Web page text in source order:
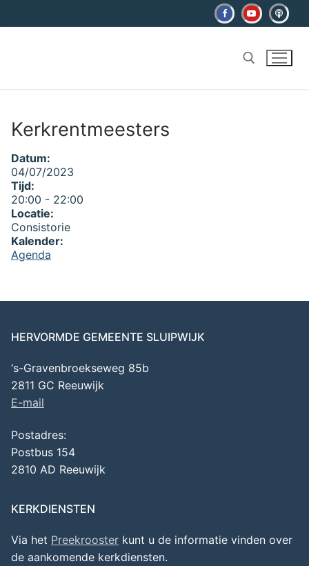
naar
Kerkrentmeesters
Datum:
04/07/2023
Tijd:
20:00 - 22:00
Locatie:
Consistorie
Kalender:
Agenda
HERVORMDE GEMEENTE SLUIPWIJK
‘s-Gravenbroekseweg 85b
2811 GC Reeuwijk
E-mail
Postadres:
Postbus 154
2810 AD Reeuwijk
KERKDIENSTEN
Via het Preekrooster kunt u de informatie vinden over
de aankomende kerkdiensten.